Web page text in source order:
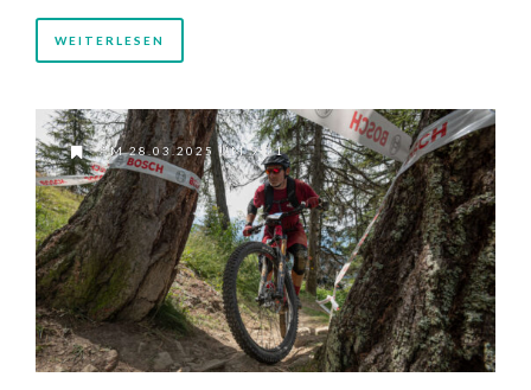
WEITERLESEN
AM 28.03.2025 UM 9:01